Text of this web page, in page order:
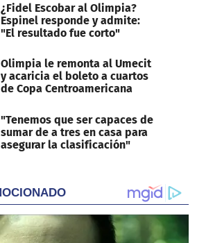
¿Fidel Escobar al Olimpia?
Espinel responde y admite:
"El resultado fue corto"
Olimpia le remonta al Umecit
y acaricia el boleto a cuartos
de Copa Centroamericana
"Tenemos que ser capaces de
sumar de a tres en casa para
asegurar la clasificación"